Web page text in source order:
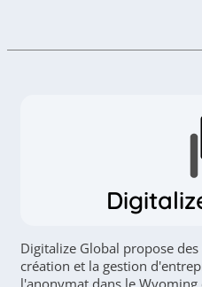
Digitalize Global propose
création et la gestion